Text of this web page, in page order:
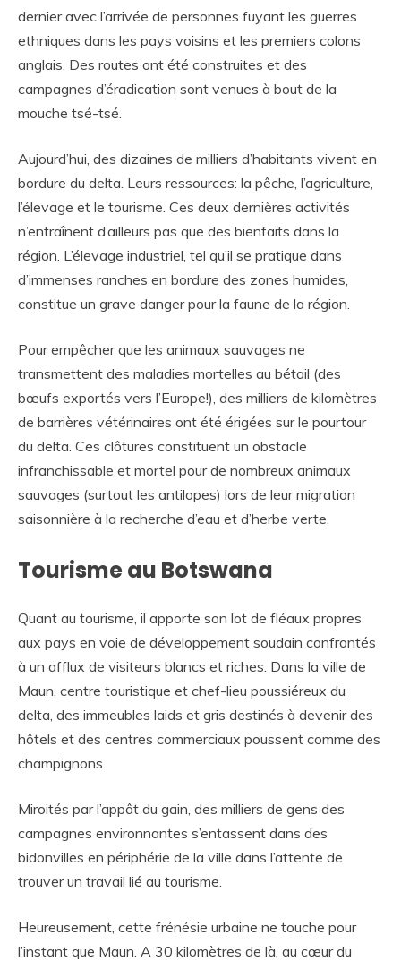
dernier avec l’arrivée de personnes fuyant les guerres
ethniques dans les pays voisins et les premiers colons
anglais. Des routes ont été construites et des
campagnes d’éradication sont venues à bout de la
mouche tsé-tsé.
Aujourd’hui, des dizaines de milliers d’habitants vivent en
bordure du delta. Leurs ressources: la pêche, l’agriculture,
l’élevage et le tourisme. Ces deux dernières activités
n’entraînent d’ailleurs pas que des bienfaits dans la
région. L’élevage industriel, tel qu’il se pratique dans
d’immenses ranches en bordure des zones humides,
constitue un grave danger pour la faune de la région.
Pour empêcher que les animaux sauvages ne
transmettent des maladies mortelles au bétail (des
bœufs exportés vers l’Europe!), des milliers de kilomètres
de barrières vétérinaires ont été érigées sur le pourtour
du delta. Ces clôtures constituent un obstacle
infranchissable et mortel pour de nombreux animaux
sauvages (surtout les antilopes) lors de leur migration
saisonnière à la recherche d’eau et d’herbe verte.
Tourisme au Botswana
Quant au tourisme, il apporte son lot de fléaux propres
aux pays en voie de développement soudain confrontés
à un afflux de visiteurs blancs et riches. Dans la ville de
Maun, centre touristique et chef-lieu poussiéreux du
delta, des immeubles laids et gris destinés à devenir des
hôtels et des centres commerciaux poussent comme des
champignons.
Miroités par l’appât du gain, des milliers de gens des
campagnes environnantes s’entassent dans des
bidonvilles en périphérie de la ville dans l’attente de
trouver un travail lié au tourisme.
Heureusement, cette frénésie urbaine ne touche pour
l’instant que Maun. A 30 kilomètres de là, au cœur du